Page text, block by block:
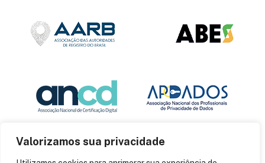
Valorizamos sua privacidade